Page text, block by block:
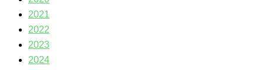
2021
2022
2023
2024